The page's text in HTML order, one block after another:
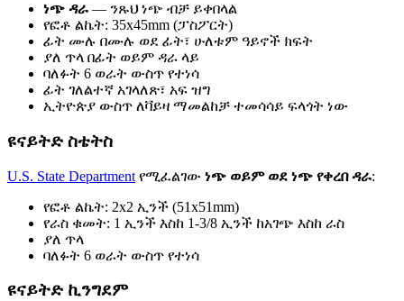
ነጭ ዳራ — ንጹህ ነጭ ብቻ ይቀበላል
የፎቶ ልኬት: 35x45mm (ፓስፖርት)
ፊት ሙሉ በሙሉ ወደ ፊት፣ ሁለቱም ዓይኖች ክፍት
ያለ ጥላ በፊት ወይም ዳራ ላይ
ባለፉት 6 ወራት ውስጥ የተነሳ
ፊት ገለልተኛ አገላለጽ፣ አፍ ዝግ
ኢትዮጵያ ውስጥ ለቫይዛ ማመልከቻ ተመሳሳይ ፍላጎት ነው
ዩናይትድ ስቴትስ
U.S. State Department የሚፈልገው ነጭ ወይም ወደ ነጭ የቀረበ ዳራ:
የፎቶ ልኬት: 2x2 ኢንች (51x51mm)
የራስ ቁመት: 1 ኢንች እስከ 1-3/8 ኢንች ከአገጭ እስከ ራስ
ያለ ጥላ
ባለፉት 6 ወራት ውስጥ የተነሳ
ዩናይትድ ኪንግደም